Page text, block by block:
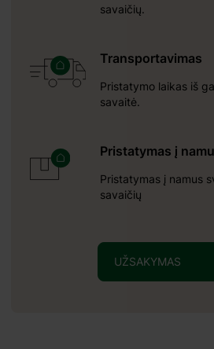
savaičių.
Transportavimas
Pristatymo laikas iš
savaitė.
Pristatymas į
Pristatymas į namus
savaičių
UŽSAKYMAS